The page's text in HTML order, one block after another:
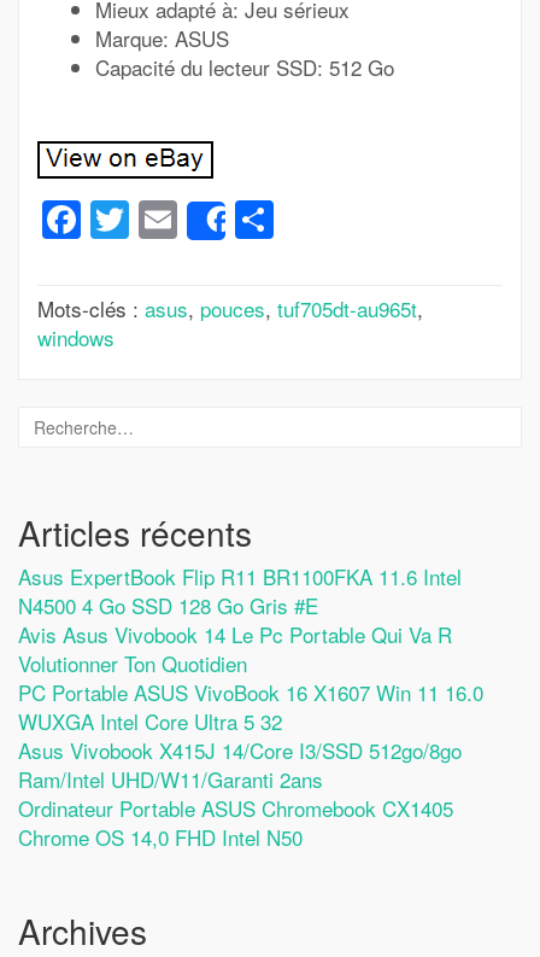
Mieux adapté à: Jeu sérieux
Marque: ASUS
Capacité du lecteur SSD: 512 Go
Facebook
Twitter
Email
Share
Mots-clés : asus, pouces, tuf705dt-au965t,
windows
Articles récents
Asus ExpertBook Flip R11 BR1100FKA 11.6 Intel
N4500 4 Go SSD 128 Go Gris #E
Avis Asus Vivobook 14 Le Pc Portable Qui Va R
Volutionner Ton Quotidien
PC Portable ASUS VivoBook 16 X1607 Win 11 16.0
WUXGA Intel Core Ultra 5 32
Asus Vivobook X415J 14/Core I3/SSD 512go/8go
Ram/Intel UHD/W11/Garanti 2ans
Ordinateur Portable ASUS Chromebook CX1405
Chrome OS 14,0 FHD Intel N50
Archives